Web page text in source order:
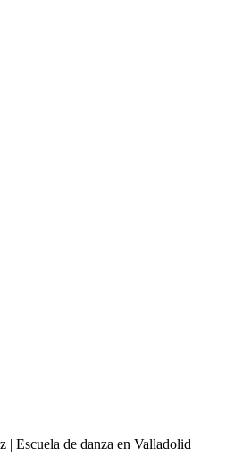
| Escuela de danza en Valladolid